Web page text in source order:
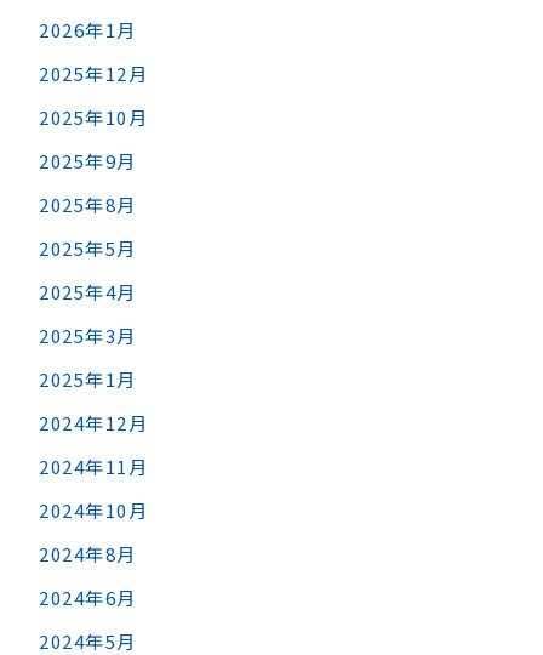
2026年1月
2025年12月
2025年10月
2025年9月
2025年8月
2025年5月
2025年4月
2025年3月
2025年1月
2024年12月
2024年11月
2024年10月
2024年8月
2024年6月
2024年5月